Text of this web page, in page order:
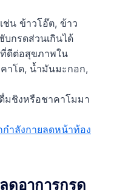
เช่น ข้าวโอ๊ต, ข้าว
กรดส่วนเกินได้
ดีต่อสุขภาพใน
าโด, น้ำมันมะกอก,
มชิงหรือชาคาโมมา
กำลังกายลดหน้าท้อง
ดอาการกรด